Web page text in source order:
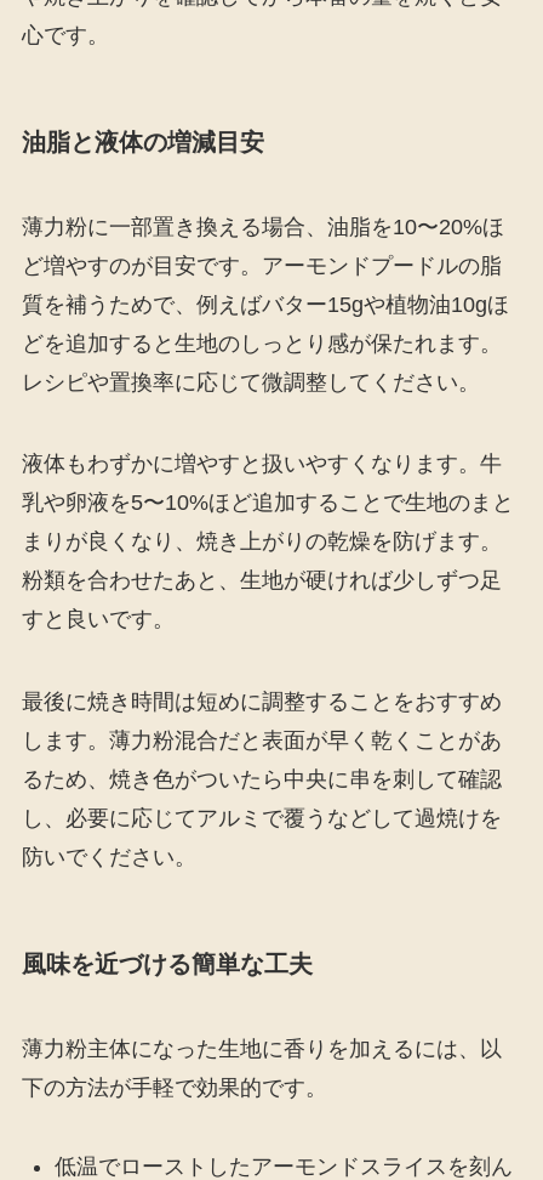
心です。
油脂と液体の増減目安
薄力粉に一部置き換える場合、油脂を10〜20%ほ
ど増やすのが目安です。アーモンドプードルの脂
質を補うためで、例えばバター15gや植物油10gほ
どを追加すると生地のしっとり感が保たれます。
レシピや置換率に応じて微調整してください。
液体もわずかに増やすと扱いやすくなります。牛
乳や卵液を5〜10%ほど追加することで生地のまと
まりが良くなり、焼き上がりの乾燥を防げます。
粉類を合わせたあと、生地が硬ければ少しずつ足
すと良いです。
最後に焼き時間は短めに調整することをおすすめ
します。薄力粉混合だと表面が早く乾くことがあ
るため、焼き色がついたら中央に串を刺して確認
し、必要に応じてアルミで覆うなどして過焼けを
防いでください。
風味を近づける簡単な工夫
薄力粉主体になった生地に香りを加えるには、以
下の方法が手軽で効果的です。
低温でローストしたアーモンドスライスを刻ん